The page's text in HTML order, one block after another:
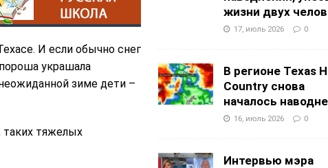
И если обычно снег
украшала
зиме дети –
таких тяжелых
жизни двух
17, июль 2026 0
В регионе Texas
Country снова
началось
16, июль 2026 0
Интервью мэра